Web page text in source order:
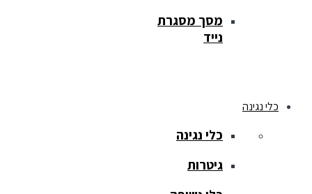
מסך מסגרת
נייד
כלי נגינה
כלי נגינה
גיטרות